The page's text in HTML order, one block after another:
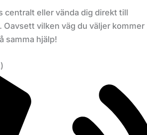
centralt eller vända dig direkt till
Oavsett vilken väg du väljer kommer
samma hjälp!